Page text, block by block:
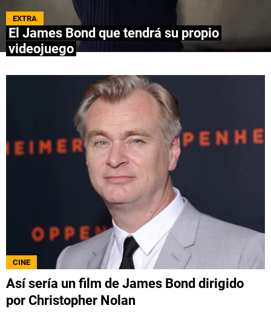
EXTRA
El James Bond que tendrá su propio
videojuego
CINE
Así sería un film de James Bond dirigido
por Christopher Nolan